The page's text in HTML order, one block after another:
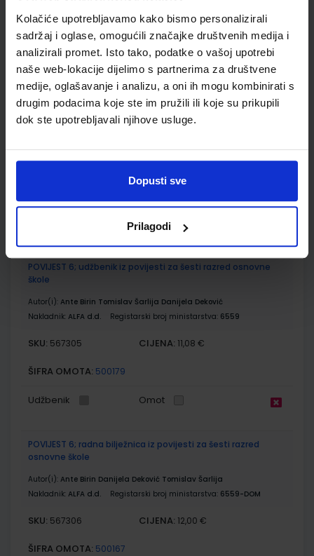
Kolačiće upotrebljavamo kako bismo personalizirali
sadržaj i oglase, omogućili značajke društvenih medija i
analizirali promet. Isto tako, podatke o vašoj upotrebi
naše web-lokacije dijelimo s partnerima za društvene
medije, oglašavanje i analizu, a oni ih mogu kombinirati s
drugim podacima koje ste im pružili ili koje su prikupili
dok ste upotrebljavali njihove usluge.
Dopusti sve
Prilagodi
ŠIFRA OMOTA: 500160
Udžbenik
MOJA ZEMLJA 2; radna bilježnica iz geografije za šesti razred
osnovne škole
Autor(i):Ivan Gambiroža Josip Jukić Dinko Marin Ana Mesić
SKU: CIJENA:
Omot
POVIJEST 6; udžbenik iz povijesti za šesti razred osnovne
škole
Autor(i): Ante Birin Tomislav Šarlija Danijela Deković
Nakladnik: ALFA d.d. Registarski broj ministarstva: 6559
SKU: 567305 CIJENA: 11,08 €
ŠIFRA OMOTA: 500179
Udžbenik Omot
POVIJEST 6; radna bilježnica iz povijesti za šesti razred
osnovne škole
Autor(i): Ante Birin Danijela Deković Tomislav Šarlija
Nakladnik: ALFA d.d. Registarski broj ministarstva: 6559-DOM
SKU: 567306 CIJENA: 12,00 €
ŠIFRA OMOTA: 500167